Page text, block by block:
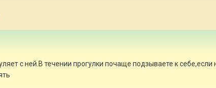
с ней.В течении прогулки почаще подзываете к